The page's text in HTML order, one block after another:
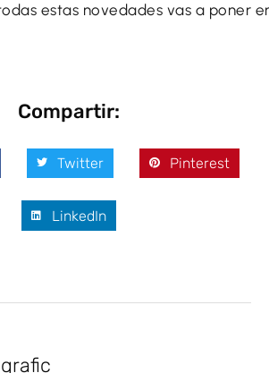
estas novedades vas a poner
Compartir:
Twitter Pinterest
LinkedIn